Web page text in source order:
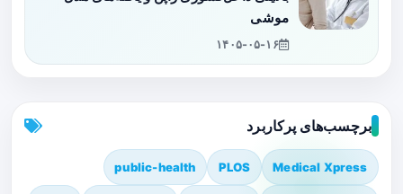
موشی
۱۴۰۵-۰۵-۱۶
برچسب‌های پرکاربرد
Medical Xpress
PLOS
public-health